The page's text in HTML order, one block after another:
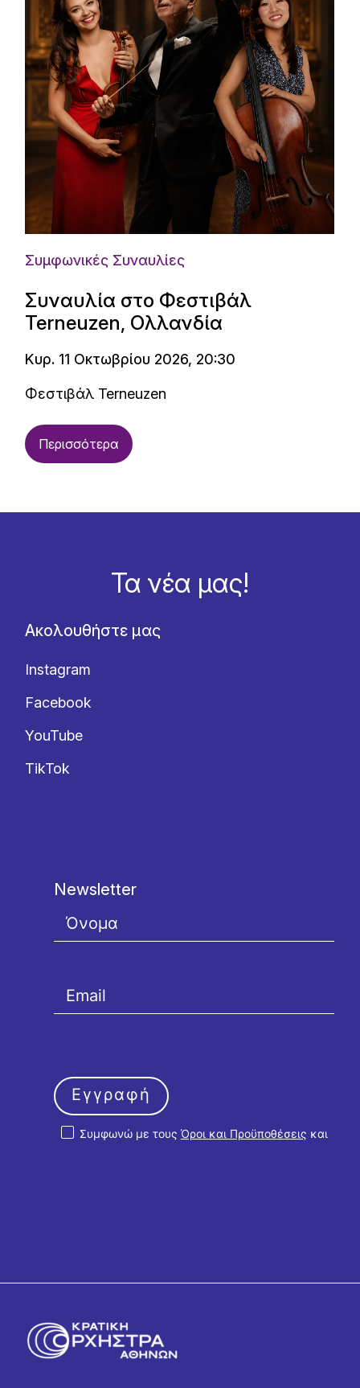
Συμφωνικές Συναυλίες
Συναυλία στο Φεστιβάλ
Terneuzen, Ολλανδία
Κυρ. 11 Οκτωβρίου 2026, 20:30
Φεστιβάλ Terneuzen
Περισσότερα
Τα νέα μας!
Ακολουθήστε μας
Instagram
Facebook
YouTube
TikTok
Newsletter
Συμφωνώ με τους Όροι και Προϋποθέσεις και
Εγγραφή